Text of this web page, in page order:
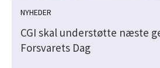
NYHEDER
CGI skal understøtte næste
Forsvarets Dag